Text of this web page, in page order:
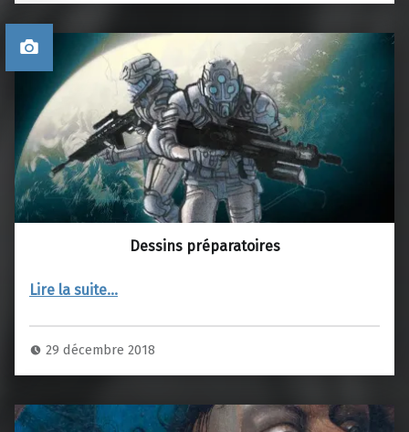
Dessins préparatoires
Lire la suite…
29 décembre 2018